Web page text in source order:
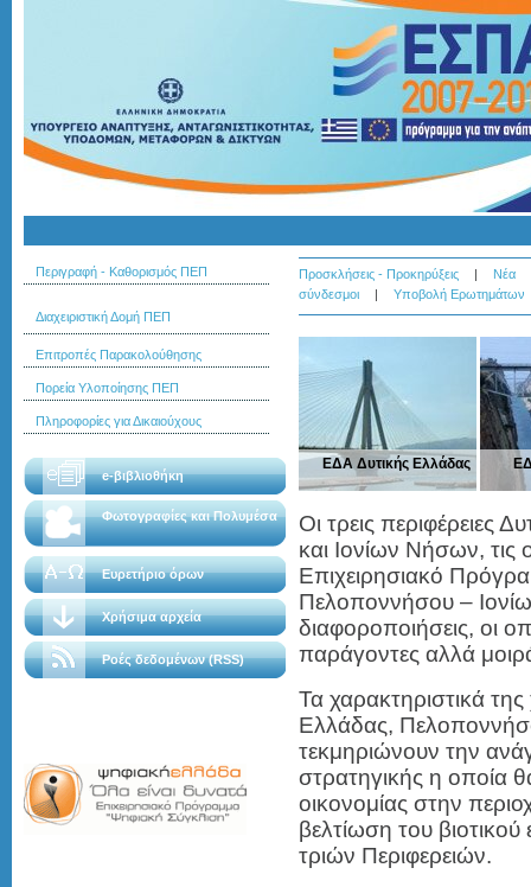
Περιγραφή - Καθορισμός ΠΕΠ
Διαχειριστική Δομή ΠΕΠ
Επιτροπές Παρακολούθησης
Πορεία Υλοποίησης ΠΕΠ
Πληροφορίες για Δικαιούχους
e-βιβλιοθήκη
Φωτογραφίες και Πολυμέσα
Ευρετήριο όρων
Χρήσιμα αρχεία
Ροές δεδομένων (RSS)
Προσκλήσεις - Προκηρύξεις | Νέα
σύνδεσμοι
| Υποβολή Ερωτημάτων
ΕΔΑ Δυτικής Ελλάδας
Οι τρεις περιφέρειες
και Ιονίων Νήσων, τις
Επιχειρησιακό
Πελοποννήσου –
διαφοροποιήσεις, οι
παράγοντες αλλά
Τα χαρακτηριστικά
Ελλάδας,
τεκμηριώνουν την
στρατηγικής η οποία
οικονομίας στην
βελτίωση του
τριών Περιφερειών.